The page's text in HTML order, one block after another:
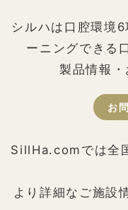
シルハは口腔環境
ーニングできる
製品情報
お
SillHa.comでは全
より詳細なご施設